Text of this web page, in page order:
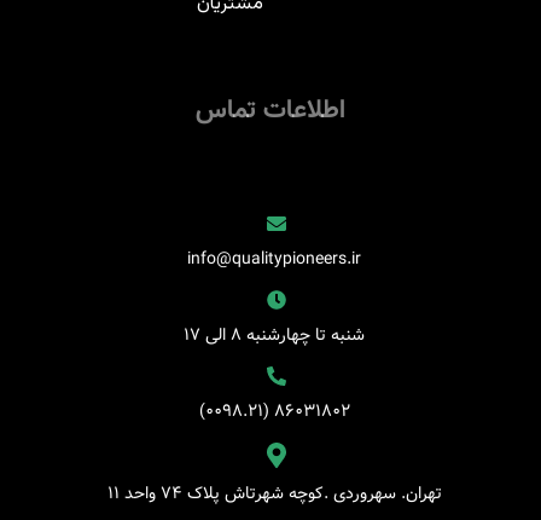
اطلاعات تماس
‌ شنبه تا چهارشنبه ۸ الی ۱۷
‌ ۸۶۰۳۱۸۰۲ (۰۰۹۸.۲۱)
‌ تهران. سهروردی .کوچه شهرتاش پلاک ۷۴ واحد ۱۱